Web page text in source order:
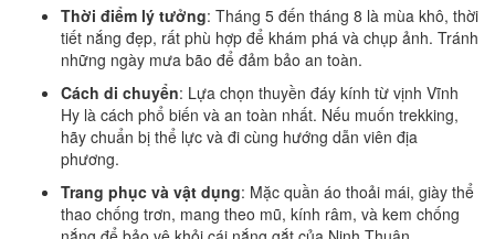
Thời điểm lý tưởng: Tháng 5 đến tháng 8 là mùa khô, thời
tiết nắng đẹp, rất phù hợp để khám phá và chụp ảnh. Tránh
những ngày mưa bão để đảm bảo an toàn.
Cách di chuyển: Lựa chọn thuyền đáy kính từ vịnh Vĩnh
Hy là cách phổ biến và an toàn nhất. Nếu muốn trekking,
hãy chuẩn bị thể lực và đi cùng hướng dẫn viên địa
phương.
Trang phục và vật dụng: Mặc quần áo thoải mái, giày thể
thao chống trơn, mang theo mũ, kính râm, và kem chống